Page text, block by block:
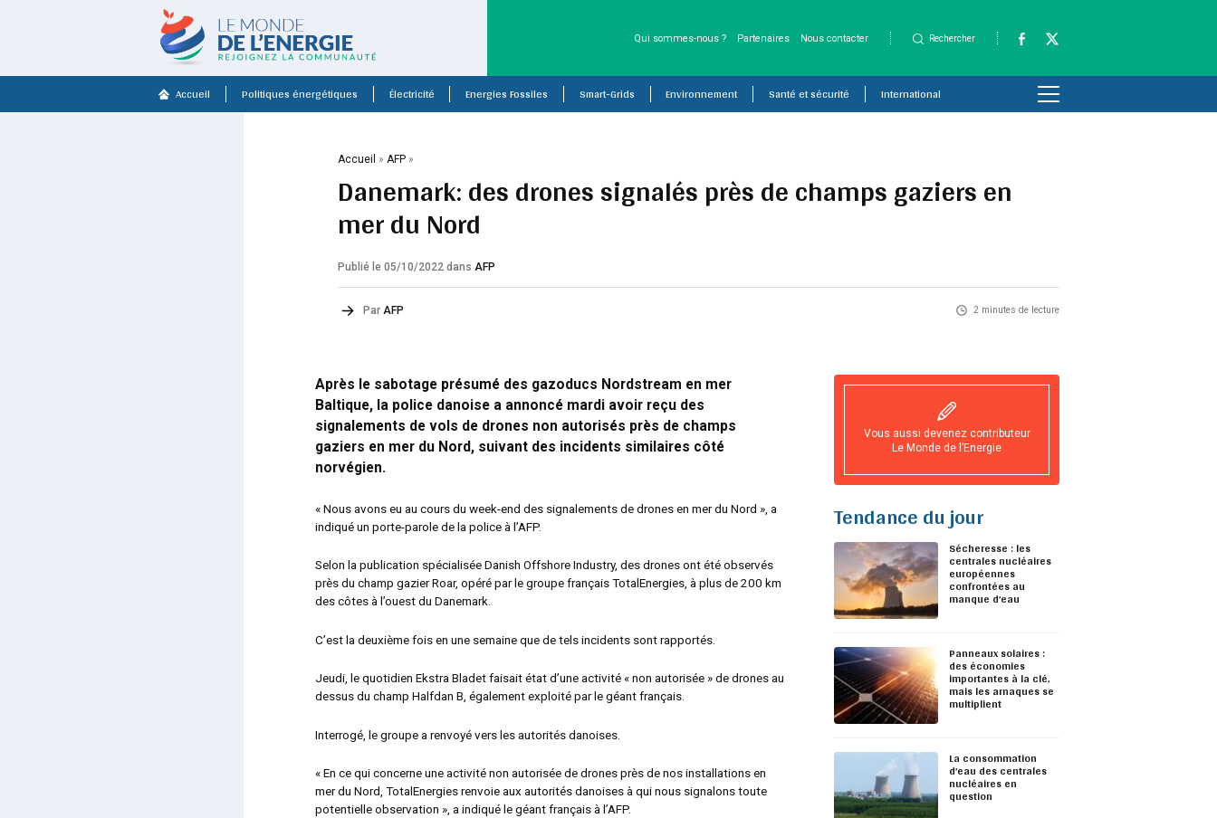
Qui sommes-nous ? Partenaires Nous contacter Rechercher
Accueil Politiques énergétiques Électricité Energies Fossiles Smart-Grids Environnement Santé et sécurité International
Accueil »AFP »
Danemark: des drones signalés près de champs gaziers en
mer du Nord
Publié le 05/10/2022dans AFP
Par AFP 2 minutes de lecture
Après le sabotage présumé des gazoducs Nordstream en mer
Baltique, la police danoise a annoncé mardi avoir reçu des
signalements de vols de drones non autorisés près de champs
gaziers en mer du Nord, suivant des incidents similaires côté
norvégien.
« Nous avons eu au cours du week-end des signalements de drones en mer du Nord », a
indiqué un porte-parole de la police à l’AFP.
Selon la publication spécialisée Danish Offshore Industry, des drones ont été observés
près du champ gazier Roar, opéré par le groupe français TotalEnergies, à plus de 200 km
des côtes à l’ouest du Danemark.
C’est la deuxième fois en une semaine que de tels incidents sont rapportés.
Jeudi, le quotidien Ekstra Bladet faisait état d’une activité « non autorisée » de drones au
dessus du champ Halfdan B, également exploité par le géant français.
Interrogé, le groupe a renvoyé vers les autorités danoises.
« En ce qui concerne une activité non autorisée de drones près de nos installations en
mer du Nord, TotalEnergies renvoie aux autorités danoises à qui nous signalons toute
potentielle observation », a indiqué le géant français à l’AFP.
Vous aussi devenez contributeur
Le Monde de l’Energie
Tendance du jour
Sécheresse : les
centrales nucléaires
européennes
confrontées au
manque d’eau
Panneaux solaires :
des économies
importantes à la clé,
mais les arnaques se
multiplient
La consommation
d’eau des centrales
nucléaires en
question